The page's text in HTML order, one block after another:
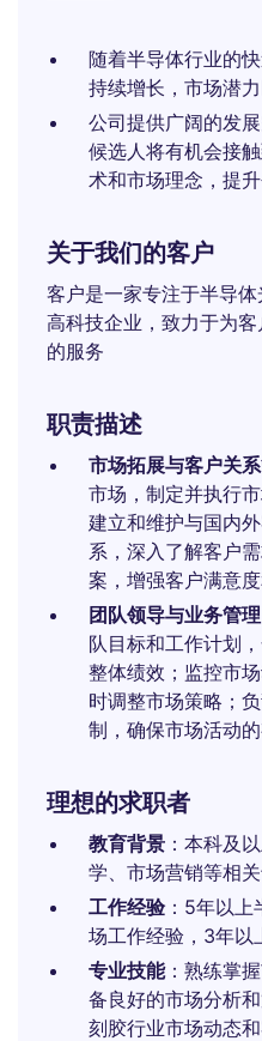
随着半导体行业的
持续增长，市场潜
公司提供广阔的发
候选人将有机会接
术和市场理念，提
关于我们的客户
客户是一家专注于半导
高科技企业，致力于为
的服务
职责描述
市场拓展与客户关
市场，制定并执行
建立和维护与国内
系，深入了解客户
案，增强客户满意度
团队领导与业务管理
队目标和工作计划
整体绩效；监控市
时调整市场策略；
制，确保市场活动
理想的求职者
教育背景 ：本科及
学、市场营销等相关
工作经验：5年以上
场工作经验，3年以
专业技能：熟练掌
备良好的市场分析
刻胶行业市场动态